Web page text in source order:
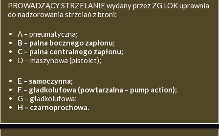
PROWADZĄCY STRZELANIE wydany przez ZG LOK uprawnia
do nadzorowania strzelań z broni:
A – pneumatyczna;
B – palna bocznego zapłonu;
C – palna centralnego zapłonu;
D – maszynowa (pistolet);
E – samoczynna;
F – gładkolufowa (powtarzalna – pump action);
G – gładkolufowa;
H – czarnoprochowa.